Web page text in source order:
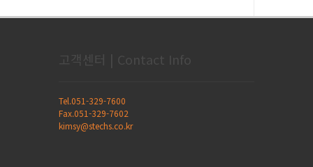
고객센터 | Contact Info
Tel.051-329-7600
Fax.051-329-7602
kimsy@stechs.co.kr